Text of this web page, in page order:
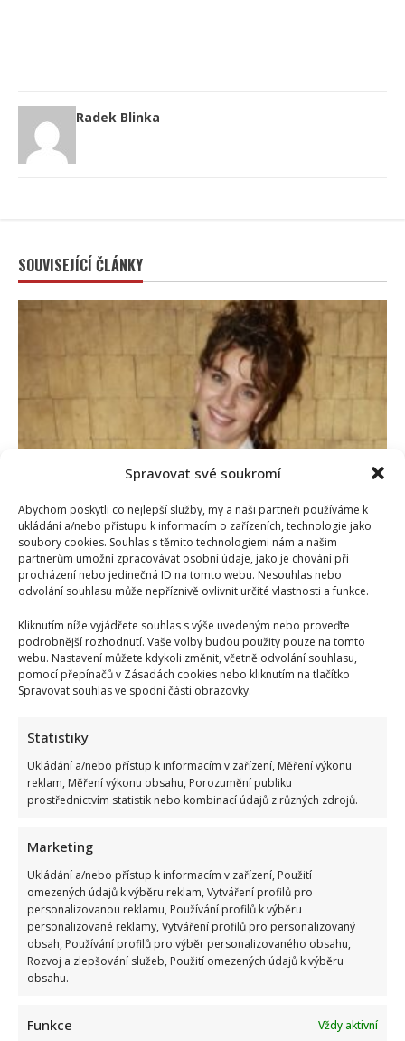
Spravovat své soukromí
Abychom poskytli co nejlepší služby, my a naši partneři používáme k
ukládání a/nebo přístupu k informacím o zařízeních, technologie jako
soubory cookies. Souhlas s těmito technologiemi nám a našim
partnerům umožní zpracovávat osobní údaje, jako je chování při
procházení nebo jedinečná ID na tomto webu. Nesouhlas nebo
odvolání souhlasu může nepříznivě ovlivnit určité vlastnosti a funkce.
Kliknutím níže vyjádřete souhlas s výše uvedeným nebo proveďte
podrobnější rozhodnutí. Vaše volby budou použity pouze na tomto
webu. Nastavení můžete kdykoli změnit, včetně odvolání souhlasu,
pomocí přepínačů v Zásadách cookies nebo kliknutím na tlačítko
Spravovat souhlas ve spodní části obrazovky.
Statistiky
Ukládání a/nebo přístup k informacím v zařízení, Měření výkonu
reklam, Měření výkonu obsahu, Porozumění publiku
prostřednictvím statistik nebo kombinací údajů z různých zdrojů.
Marketing
Ukládání a/nebo přístup k informacím v zařízení, Použití
omezených údajů k výběru reklam, Vytváření profilů pro
personalizovanou reklamu, Používání profilů k výběru
personalizované reklamy, Vytváření profilů pro personalizovaný
obsah, Používání profilů pro výběr personalizovaného obsahu,
Rozvoj a zlepšování služeb, Použití omezených údajů k výběru
obsahu.
Funkce
Vždy aktivní
Radek Blinka
SOUVISEJÍCÍ ČLÁNKY
Markéta Děrgelová o rozchodu s Vojtou Dykem mluví
nerada: Po bolestivém konci však také našla lásku
9. 8. 2026
Celebrity
Nejhezčí česká herečka roku 2026: Do úzkého výběru
se dostalo jen 5 jmen. Sandeva i Geislerová měly
jistotu
9. 8. 2026